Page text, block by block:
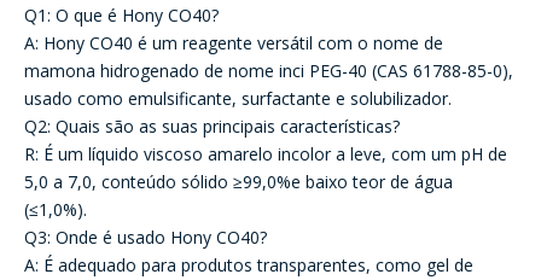
Q1: O que é Hony CO40?
A: Hony CO40 é um reagente versátil com o nome de
mamona hidrogenado de nome inci PEG-40 (CAS 61788-85-0),
usado como emulsificante, surfactante e solubilizador.
Q2: Quais são as suas principais características?
R: É um líquido viscoso amarelo incolor a leve, com um pH de
5,0 a 7,0, conteúdo sólido ≥99,0%e baixo teor de água
(≤1,0%).
Q3: Onde é usado Hony CO40?
A: É adequado para produtos transparentes, como gel de